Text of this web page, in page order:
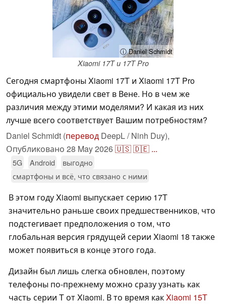
ⓘ Daniel Schmidt
Xiaomi 17T и 17T Pro
Сегодня смартфоны Xiaomi 17T и Xiaomi 17T Pro
официально увидели свет в Вене. Но в чем же
различия между этими моделями? И какая из них
лучше всего соответствует Вашим потребностям?
Daniel Schmidt (перевод DeepL / Ninh Duy),
Опубликовано 28 May 2026🇺🇸🇩🇪 ...
5G Android
выгодно
смартфоны и всё, что связано с ними
В этом году Xiaomi выпускает серию 17T
значительно раньше своих предшественников, что
подстегивает предположения о том, что
глобальная версия грядущей серии Xiaomi 18 также
может появиться в конце этого года.
Дизайн был лишь слегка обновлен, поэтому
телефоны по-прежнему можно сразу узнать как
часть серии T от Xiaomi. В то время какXiaomi 15T